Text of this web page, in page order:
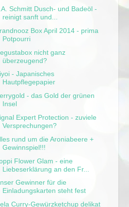
Schmitt Dusch- und Badeöl -
reinigt sanft und...
Box April 2014 - prima
Potpourri
nicht ganz
überzeugend?
- Japanisches
Hautpflegepapier
- das Gold der grünen
Insel
Expert Protection - zuviele
Versprechungen?
rund um die Aroniabeere +
Gewinnspiel!!!
Flower Glam - eine
Liebeserklärung an den Fr...
Gewinner für die
Einladungskarten steht fest
Curry-Gewürzketchup delikat